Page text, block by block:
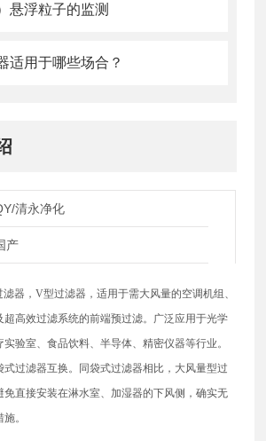
悬浮粒子的监测
适用于哪些场合？
清永净化
产
滤器，V型过滤器，适用于需大风量的空调机组、
超高效过滤系统的前端预过滤。广泛应用于光学
验室、食品饮料、半导体、精密仪器等行业。
式过滤器互换。同袋式过滤器相比，大风量型过
免直接安装在淋水室、加湿器的下风侧，确实无
。